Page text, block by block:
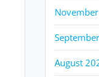
August